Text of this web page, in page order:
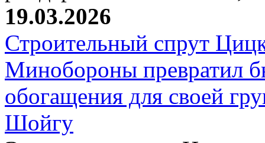
19.03.2026
Строительный спрут
Минобороны превратил
обогащения для своей
Шойгу